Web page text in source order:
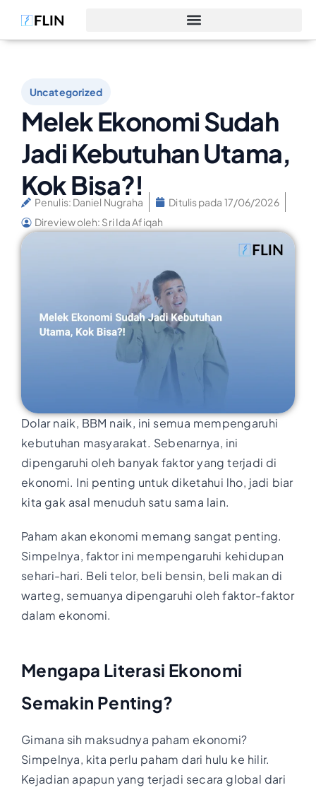
Uncategorized
Melek Ekonomi Sudah
Jadi Kebutuhan Utama,
Kok Bisa?!
Penulis: Daniel Nugraha Ditulis pada 17/06/2026
Direview oleh: Sri Ida Afiqah
Dolar naik, BBM naik, ini semua mempengaruhi
kebutuhan masyarakat. Sebenarnya, ini
dipengaruhi oleh banyak faktor yang terjadi di
ekonomi. Ini penting untuk diketahui lho, jadi biar
kita gak asal menuduh satu sama lain.
Paham akan ekonomi memang sangat penting.
Simpelnya, faktor ini mempengaruhi kehidupan
sehari-hari. Beli telor, beli bensin, beli makan di
warteg, semuanya dipengaruhi oleh faktor-faktor
dalam ekonomi.
Mengapa Literasi Ekonomi
Semakin Penting?
Gimana sih maksudnya paham ekonomi?
Simpelnya, kita perlu paham dari hulu ke hilir.
Kejadian apapun yang terjadi secara global dari